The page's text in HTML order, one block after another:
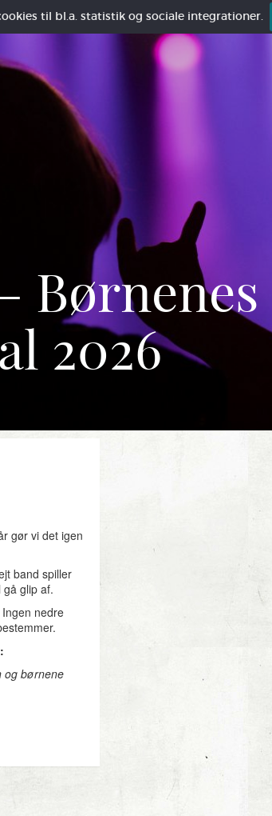
til bl.a. statistik og sociale integrationer.
Børnenes
2026
gør vi det igen
band spiller
glip af.
nedre
og børnene